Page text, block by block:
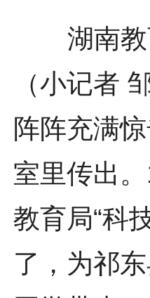
湖南
（小记者
阵阵充满
室里传出
教育局“科
了，为祁